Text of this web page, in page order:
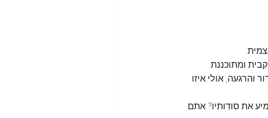
ומתוכננת.
והרגעה, אולי איזו
את סודותיו? אתם